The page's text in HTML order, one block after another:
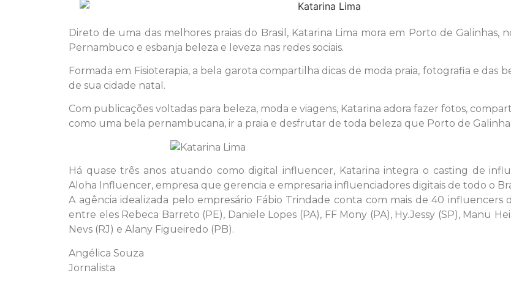
Direto de uma das melhores praias do Brasil, Katarina Lima mora em Porto de Galinhas,
Pernambuco e esbanja beleza e leveza nas redes sociais.
Formada em Fisioterapia, a bela garota compartilha dicas de moda praia, fotografia e das
de sua cidade natal.
Com publicações voltadas para beleza, moda e viagens, Katarina adora fazer fotos,
como uma bela pernambucana, ir a praia e desfrutar de toda beleza que Porto de
Há quase três anos atuando como digital influencer, Katarina integra o casting de
Aloha Influencer, empresa que gerencia e empresaria influenciadores digitais de todo o
A agência idealizada pelo empresário Fábio Trindade conta com mais de 40 influencers
entre eles Rebeca Barreto (PE), Daniele Lopes (PA), FF Mony (PA), Hy.Jessy (SP), Manu
Nevs (RJ) e Alany Figueiredo (PB).
Angélica Souza
Jornalista